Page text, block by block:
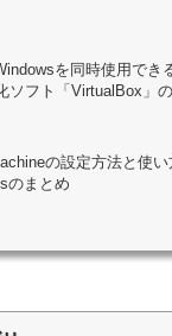
を同時使用でき
ソフト「VirtualBox」
の設定方法と使い
のまとめ